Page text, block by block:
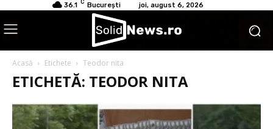
36.1 C București joi, august 6, 2026
Acasă Etichete Teodor nita
ETICHETĂ: TEODOR NITA